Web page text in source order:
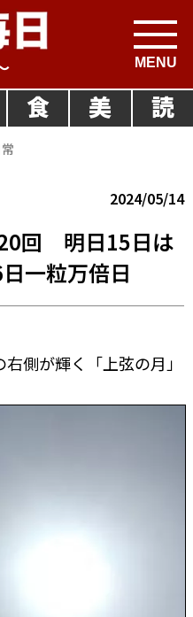
食 美 読
2024/05/14
20回 明日15日は
一粒万倍日
側が輝く「上弦の月」